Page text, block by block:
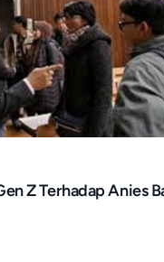
Z Terhadap Anies